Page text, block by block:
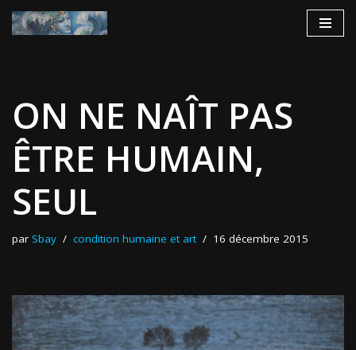
ON NE NAÎT PAS
ÊTRE HUMAIN,
SEUL
par Sbay condition humaine et art 16 décembre 2015